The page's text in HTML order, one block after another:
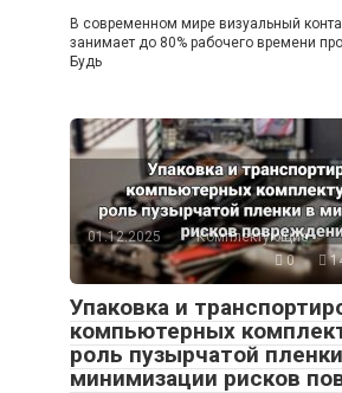
В современном мире визуальный
занимает до 80% рабочего времени
Будь
01.12.2025
Комплектующие
0
Упаковка и
компьютерных
роль пузырчатой
минимизации рисков